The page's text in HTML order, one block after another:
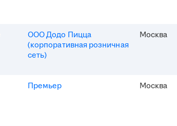
ООО Додо Пицца
(корпоративная розничная
сеть)
Москва
Премьер Москва